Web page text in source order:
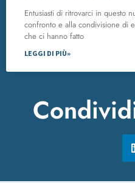
Entusiasti di ritrovarci in questo
confronto e alla condivisione di
che ci hanno fatto
LEGGI DI PIÙ»